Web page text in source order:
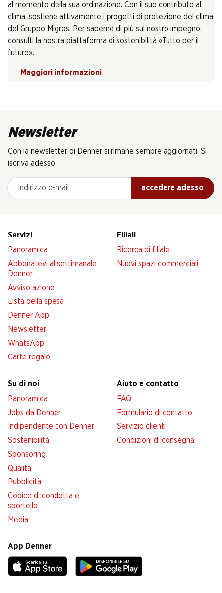
al momento della sua ordinazione. Con il suo contributo al
clima, sostiene attivamente i progetti di protezione del clima
del Gruppo Migros. Per saperne di più sul nostro impegno,
consulti la nostra piattaforma di sostenibilità «Tutto per il
futuro».
Maggiori informazioni
Newsletter
Con la newsletter di Denner si rimane sempre aggiornati. Si
iscriva adesso!
Indirizzo e-mail
accedere adesso
Servizi
Panoramica
Abbonatevi al settimanale
Denner
Avviso azione
Lista della spesa
Denner App
Newsletter
WhatsApp
Carte regalo
Filiali
Ricerca di filiale
Nuovi spazi commerciali
Su di noi
Panoramica
Jobs da Denner
Indipendente con Denner
Sostenibilità
Sponsoring
Qualità
Pubblicità
Codice di condotta e
sportello
Media
Aiuto e contatto
FAQ
Formulario di contatto
Servizio clienti
Condizioni di consegna
App Denner